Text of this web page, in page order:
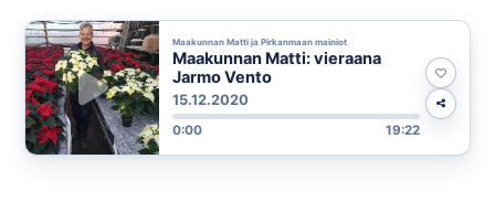
Maakunnan Matti ja Pirkanmaan mainiot
Maakunnan Matti: vieraana
Jarmo Vento
15.12.2020
0:00 19:22